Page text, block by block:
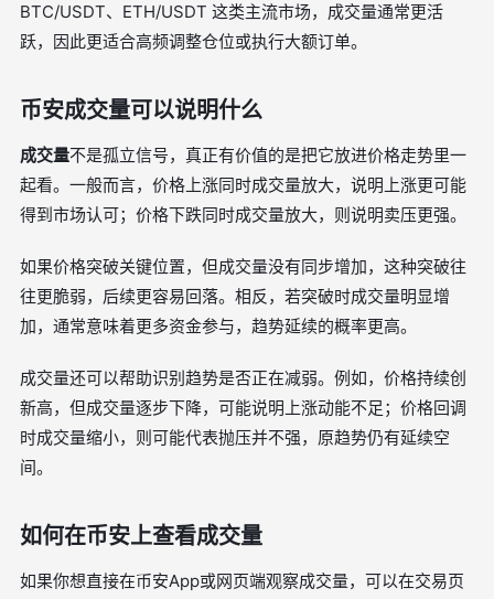
BTC/USDT、ETH/USDT 这类主流市场，成交量通常更活
跃，因此更适合高频调整仓位或执行大额订单。
币安成交量可以说明什么
成交量不是孤立信号，真正有价值的是把它放进价格走势里一
起看。一般而言，价格上涨同时成交量放大，说明上涨更可能
得到市场认可；价格下跌同时成交量放大，则说明卖压更强。
如果价格突破关键位置，但成交量没有同步增加，这种突破往
往更脆弱，后续更容易回落。相反，若突破时成交量明显增
加，通常意味着更多资金参与，趋势延续的概率更高。
成交量还可以帮助识别趋势是否正在减弱。例如，价格持续创
新高，但成交量逐步下降，可能说明上涨动能不足；价格回调
时成交量缩小，则可能代表抛压并不强，原趋势仍有延续空
间。
如何在币安上查看成交量
如果你想直接在币安App或网页端观察成交量，可以在交易页